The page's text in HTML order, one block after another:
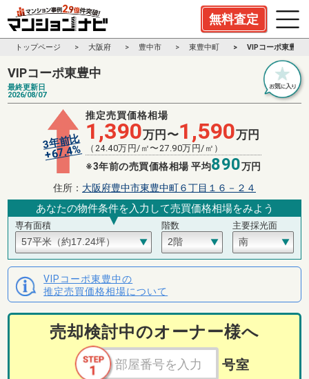
無料査定
トップページ 大阪府 豊中市 東豊中町 VIPコーポ東豊中
VIPコーポ東豊中
最終更新日
2026/08/07
3年前比
+67.4%
推定売買価格相場
1,390万円〜1,590万円
（ 24.40万円/㎡〜27.90万円/㎡）
※3年前の売買価格相場 平均890万円
住所： 大阪府豊中市東豊中町６丁目１６－２４
あなたの物件条件を入力して売買価格相場をみよう
専有面積 階数 主要採光面
VIPコーポ東豊中の
推定売買価格相場について
売却検討中のオーナー様へ
号室